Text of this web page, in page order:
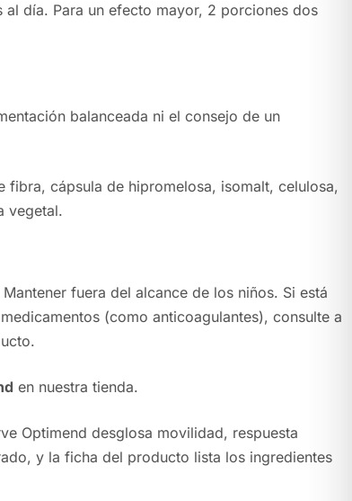
al día. Para un efecto mayor, 2 porciones dos
balanceada ni el consejo de un
fibra, cápsula de hipromelosa, isomalt, celulosa,
vegetal.
fuera del alcance de los niños. Si está
(como anticoagulantes), consulte a
en nuestra tienda.
Optimend desglosa movilidad, respuesta
y la ficha del producto lista los ingredientes